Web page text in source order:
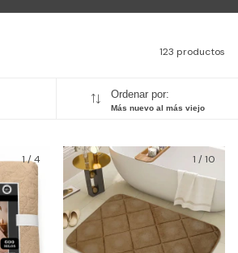
123 productos
Ordenar por:
Más nuevo al más viejo
1/4 1 /10